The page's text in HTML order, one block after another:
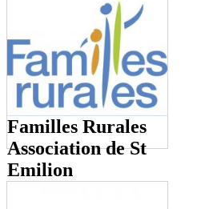
tous les jeudis de 19h30 à
20h30 et de 20h30 à 21h30 à
la maison Guadet
Familles Rurales
Association de St
Emilion